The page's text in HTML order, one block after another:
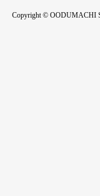
Copyright © OODUMACHI